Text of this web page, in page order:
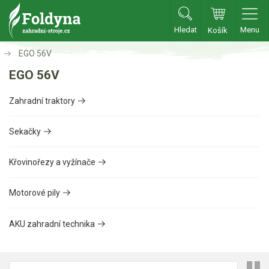
Hledat Košík Menu
Zahradní traktory
Aku traktory
Akumulátorové sekačky
EGO 56V
EGO 56V
Zahradní traktory
Sekačky
Křovinořezy a vyžínače
Motorové pily
AKU zahradní technika